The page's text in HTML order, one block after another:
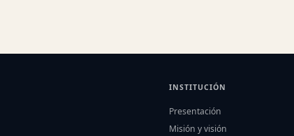
INSTITUCIÓN
Presentación
Misión y visión